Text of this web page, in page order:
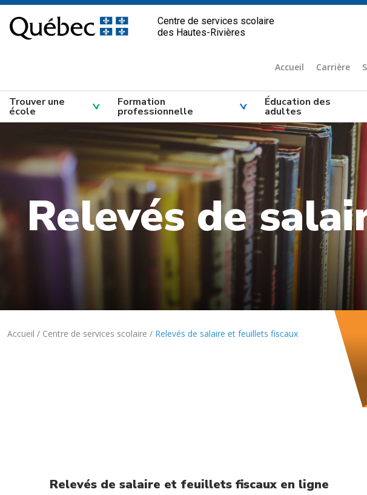
au
contenu
Centre de services scolaire
des Hautes-Rivières
Accueil Carrière
Trouver une
école
Formation
professionnelle
Éducation des
adultes
Relevés de
Accueil Centre de services scolaire Relevés de salaire et feuillets fiscaux
Relevés de salaire et feuillets fiscaux en ligne